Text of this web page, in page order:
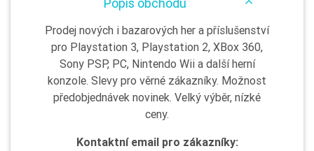
Prodej nových i bazarových her a příslušenství
pro Playstation 3, Playstation 2, XBox 360,
Sony PSP, PC, Nintendo Wii a další herní
konzole. Slevy pro věrné zákazníky. Možnost
předobjednávek novinek. Velký výběr, nízké
ceny.
Kontaktní email pro zákazníky: